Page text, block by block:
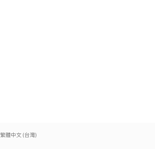
繁體中文 (台灣)